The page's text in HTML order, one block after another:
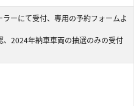
ーにて受付、専用の予約フォームよ
2024年納車車両の抽選のみの受付